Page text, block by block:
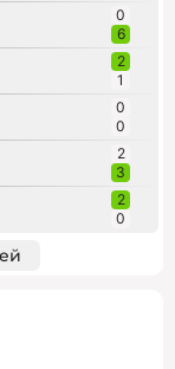
0
6
2
1
0
0
2
3
2
0